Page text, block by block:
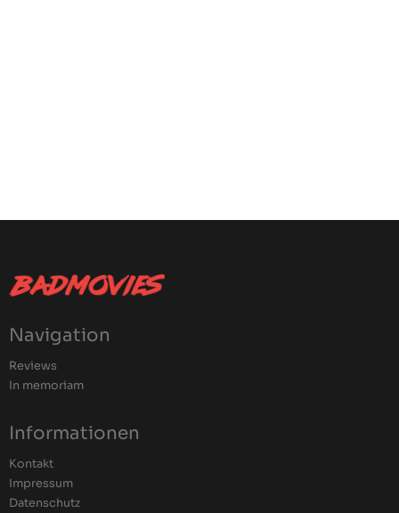
Navigation
Reviews
In memoriam
Informationen
Kontakt
Impressum
Datenschutz